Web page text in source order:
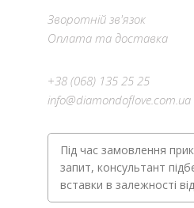
Зворотній зв'язок
Оплата та доставка
+38 (068) 135 25 25
info@diamondoflove.com.ua
Під час замовлення
запит, консультант
вставки в залежності